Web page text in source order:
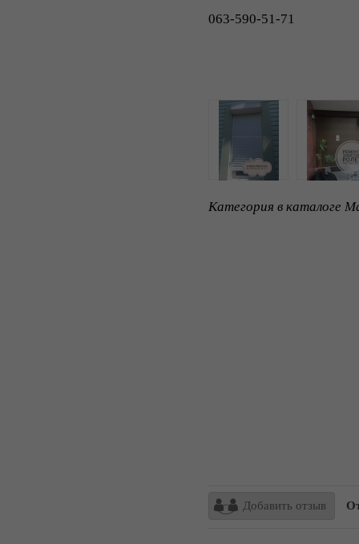
063-
Категория в каталоге
Добавить отзыв